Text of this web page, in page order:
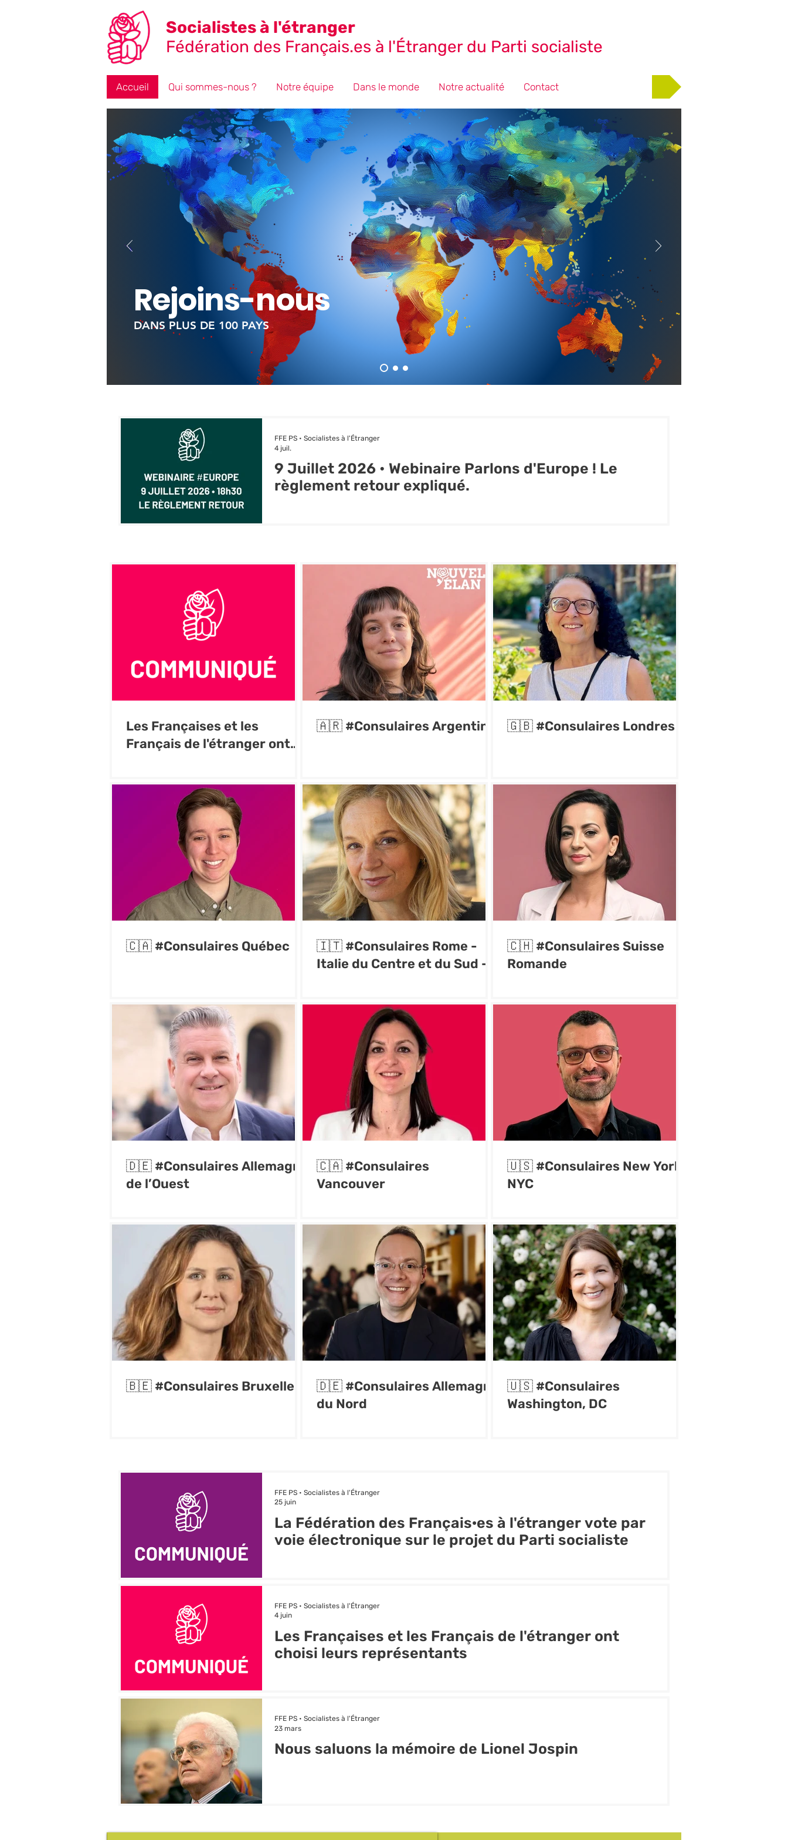
Socialistes à l'étranger
Fédération des Français.es à l'Étranger du Parti socialiste
Accueil Qui sommes-nous ? Notre équipe Dans le monde Notre actualité Contact
Rejoins-nous
DANS PLUS DE 100 PAYS
9 Juillet 2026 • Webinaire Parlons d'Europe ! Le
règlement retour expliqué.
FFE PS • Socialistes à l'Étranger
4 juil.
Les Françaises et les
Français de l'étranger ont
🇦🇷 #Consulaires Argentine 🇬🇧 #Consulaires Londres
🇨🇦 #Consulaires Québec
🇮🇹 #Consulaires Rome -
Italie du Centre et du Sud -
🇨🇭 #Consulaires Suisse
Romande
🇩🇪 #Consulaires Allemagne
de l’Ouest
🇨🇦 #Consulaires
Vancouver
🇺🇸 #Consulaires New York
NYC
🇧🇪 #Consulaires Bruxelles
🇩🇪 #Consulaires Allemagne
du Nord
🇺🇸 #Consulaires
Washington, DC
La Fédération des Français·es à l'étranger vote par
voie électronique sur le projet du Parti socialiste
FFE PS • Socialistes à l'Étranger
25 juin
Les Françaises et les Français de l'étranger ont
choisi leurs représentants
FFE PS • Socialistes à l'Étranger
4 juin
Nous saluons la mémoire de Lionel Jospin
FFE PS • Socialistes à l'Étranger
23 mars